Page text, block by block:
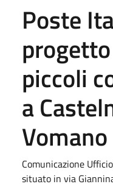
Poste
piccoli
a
Vomano
Comunicazione
situato in via